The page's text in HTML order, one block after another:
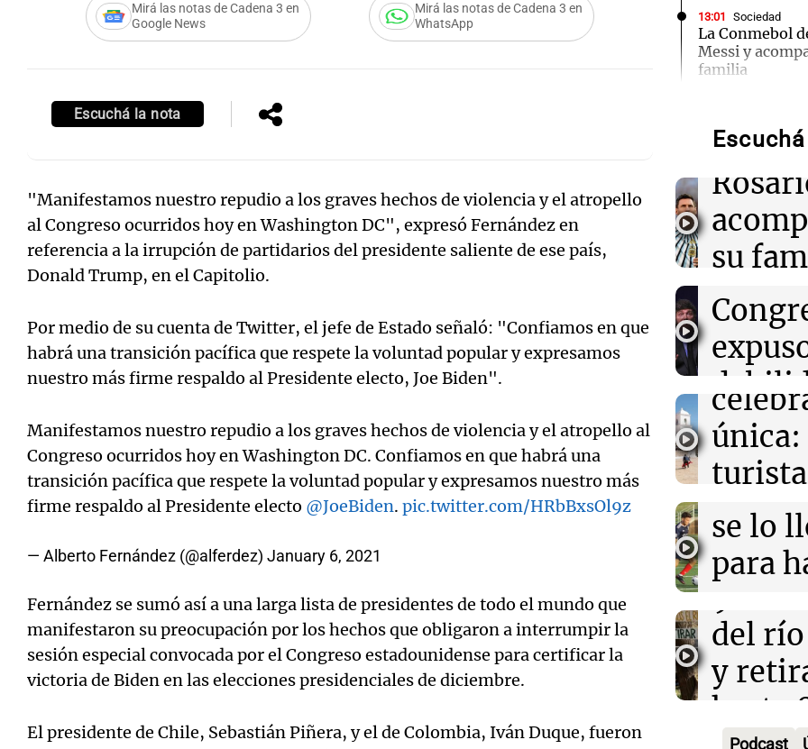
Mirá las notas de Cadena 3 en
Google News
Mirá las notas de Cadena 3 en
WhatsApp
Escuchá la nota
"Manifestamos nuestro repudio a los graves hechos de violencia y el atropello
al Congreso ocurridos hoy en Washington DC", expresó Fernández en
referencia a la irrupción de partidarios del presidente saliente de ese país,
Donald Trump, en el Capitolio.
Por medio de su cuenta de Twitter, el jefe de Estado señaló: "Confiamos en que
habrá una transición pacífica que respete la voluntad popular y expresamos
nuestro más firme respaldo al Presidente electo, Joe Biden".
Manifestamos nuestro repudio a los graves hechos de violencia y el atropello al
Congreso ocurridos hoy en Washington DC. Confiamos en que habrá una
transición pacífica que respete la voluntad popular y expresamos nuestro más
firme respaldo al Presidente electo @JoeBiden. pic.twitter.com/HRbBxsOl9z
— Alberto Fernández (@alferdez) January 6, 2021
Fernández se sumó así a una larga lista de presidentes de todo el mundo que
manifestaron su preocupación por los hechos que obligaron a interrumpir la
sesión especial convocada por el Congreso estadounidense para certificar la
victoria de Biden en las elecciones presidenciales de diciembre.
El presidente de Chile, Sebastián Piñera, y el de Colombia, Iván Duque, fueron
13:01 Sociedad
La Conmebol
Messi y
familia
AFA dispuso
silencio y
12:39 Sociedad
“Rosarino de
Javkin
12:35
Se incendió un
Arroyito: hubo
evacuados
12:35 La Popu
La Mona
sentido
muerte de su
Audio.
noche
su
la
papá
Una
Episodios
revés
del
Una
Episodios
Audio.
una
única:
Toreo
Una
Episodios
Audio.
"Tres
se lo
para
nunca
Una
Episodios
Audio.
9.000
del
y
hasta
firmó
Podcast